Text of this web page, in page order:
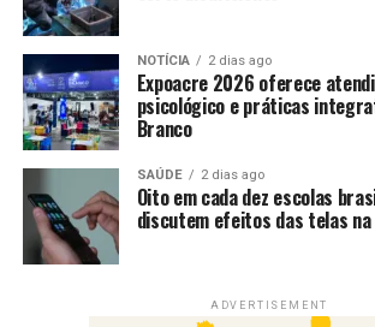
NOTÍCIA 2 dias ago
Expoacre 2026 oferece
psicológico e práticas
Branco
SAÚDE 2 dias ago
Oito em cada dez escolas
discutem efeitos das telas
ADVERTISEMENT